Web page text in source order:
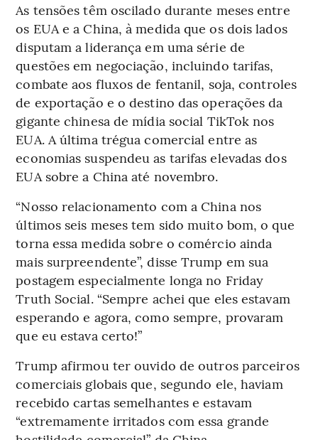
As tensões têm oscilado durante meses entre
os EUA e a China, à medida que os dois lados
disputam a liderança em uma série de
questões em negociação, incluindo tarifas,
combate aos fluxos de fentanil, soja, controles
de exportação e o destino das operações da
gigante chinesa de mídia social TikTok nos
EUA. A última trégua comercial entre as
economias suspendeu as tarifas elevadas dos
EUA sobre a China até novembro.
“Nosso relacionamento com a China nos
últimos seis meses tem sido muito bom, o que
torna essa medida sobre o comércio ainda
mais surpreendente”, disse Trump em sua
postagem especialmente longa no Friday
Truth Social. “Sempre achei que eles estavam
esperando e agora, como sempre, provaram
que eu estava certo!”
Trump afirmou ter ouvido de outros parceiros
comerciais globais que, segundo ele, haviam
recebido cartas semelhantes e estavam
“extremamente irritados com essa grande